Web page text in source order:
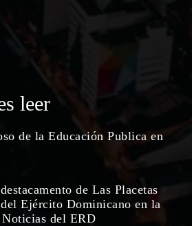
leer
de la Educación Publica en
de Las Placetas
Ejército Dominicano en la
del ERD